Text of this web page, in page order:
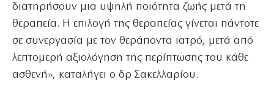
διατηρήσουν μια υψηλή ποιότητα ζωής μετά τη
θεραπεία. Η επιλογή της θεραπείας γίνεται πάντοτε
σε συνεργασία με τον θεράποντα ιατρό, μετά από
λεπτομερή αξιολόγηση της περίπτωσης του κάθε
ασθενή», καταλήγει ο δρ Σακελλαρίου.